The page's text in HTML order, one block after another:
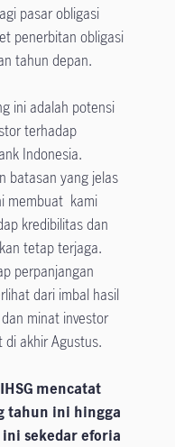
pasar obligasi
penerbitan obligasi
tahun depan.
ini adalah potensi
terhadap
Indonesia.
batasan yang jelas
membuat kami
kredibilitas dan
tetap terjaga.
perpanjangan
dari imbal hasil
minat investor
di akhir Agustus.
mencatat
tahun ini hingga
ini sekedar eforia